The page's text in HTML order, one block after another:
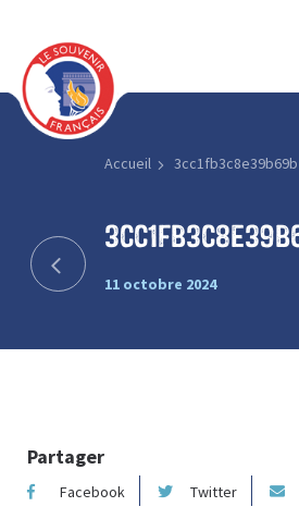
Accueil 3cc1fb3c8e39b69b
11 octobre 2024
Partager
Facebook Twitter